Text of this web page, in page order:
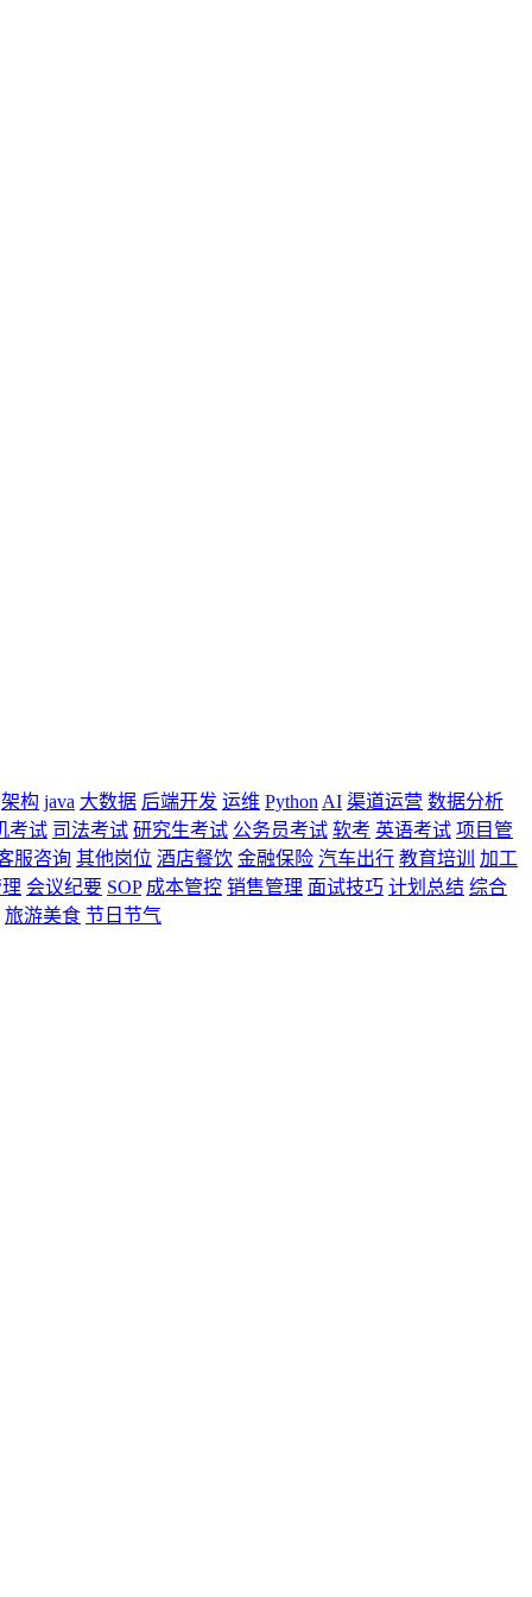
架构 java 大数据 后端开发 运维 Python AI 渠道运营 数据分析
考试 司法考试 研究生考试 公务员考试 软考 英语考试 项目管
服咨询 其他岗位 酒店餐饮 金融保险 汽车出行 教育培训
加工
会议纪要 SOP 成本管控 销售管理 面试技巧 计划总结 综合
旅游美食 节日节气